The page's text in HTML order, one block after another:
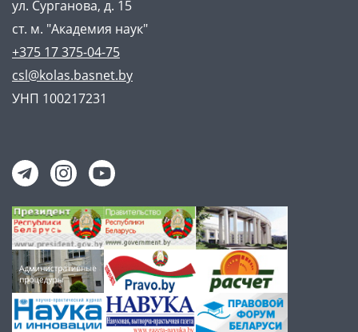
ул. Сурганова, д. 15
ст. м. "Академия наук"
+375 17 375-04-75
csl@kolas.basnet.by
УНП 100217231